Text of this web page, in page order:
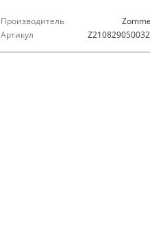
Производитель
Артикул